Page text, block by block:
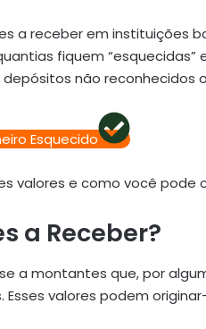
a receber em instituições
fiquem
não reconhecidos
Esquecido
valores e como você pode
a Receber?
a montantes que, por
valores podem